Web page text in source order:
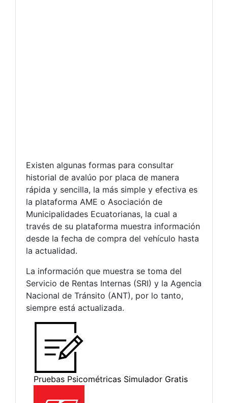
Existen algunas formas para consultar
historial de avalúo por placa de manera
rápida y sencilla, la más simple y efectiva es
la plataforma AME o Asociación de
Municipalidades Ecuatorianas, la cual a
través de su plataforma muestra información
desde la fecha de compra del vehículo hasta
la actualidad.
La información que muestra se toma del
Servicio de Rentas Internas (SRI) y la Agencia
Nacional de Tránsito (ANT), por lo tanto,
siempre está actualizada.